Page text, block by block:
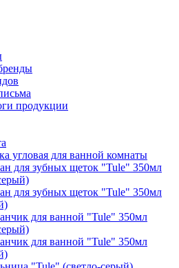
продукции
угловая для ванной комнаты
для зубных щеток "Tule" 350мл
для зубных щеток "Tule" 350мл
для ванной "Tule" 350мл
для ванной "Tule" 350мл